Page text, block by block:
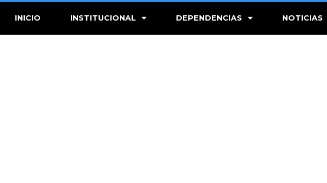
INICIO INSTITUCIONAL DEPENDENCIAS NOTICIAS